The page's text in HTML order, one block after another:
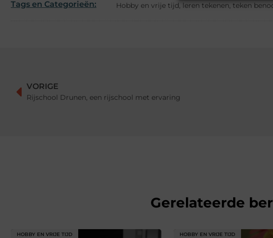
Tags en Categorieën: Hobby en vrije tijd, leren tekenen, teken
VORIGE
Rijschool Drunen, een rijschool met ervaring
Gerelateerde
HOBBY EN VRIJE TIJD HOBBY EN VRIJE TIJD